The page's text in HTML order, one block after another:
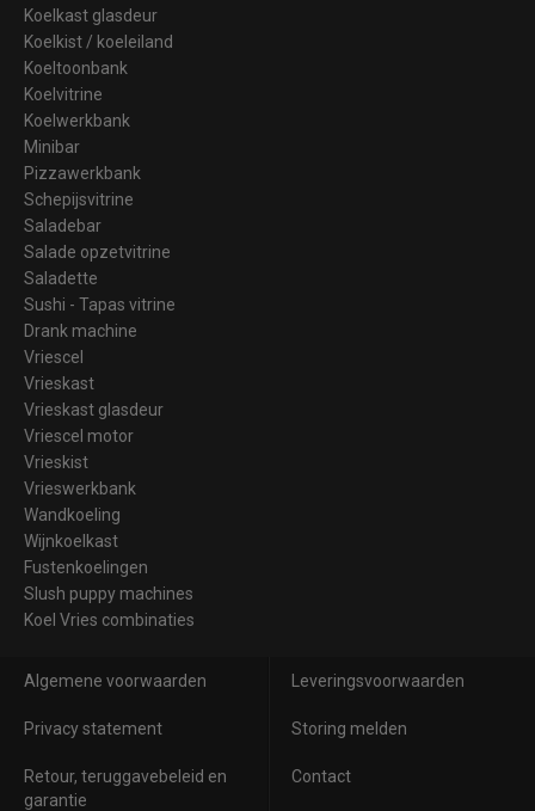
Koelkast glasdeur
Koelkist / koeleiland
Koeltoonbank
Koelvitrine
Koelwerkbank
Minibar
Pizzawerkbank
Schepijsvitrine
Saladebar
Salade opzetvitrine
Saladette
Sushi - Tapas vitrine
Drank machine
Vriescel
Vrieskast
Vrieskast glasdeur
Vriescel motor
Vrieskist
Vrieswerkbank
Wandkoeling
Wijnkoelkast
Fustenkoelingen
Slush puppy machines
Koel Vries combinaties
Algemene voorwaarden Leveringsvoorwaarden
Privacy statement Storing melden
Retour, teruggavebeleid en
garantie
Contact